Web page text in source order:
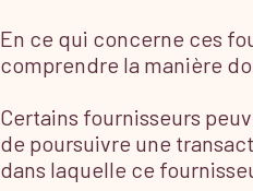
En ce qui concerne ces
comprendre la manière
Certains fournisseurs
de poursuivre une
dans laquelle ce